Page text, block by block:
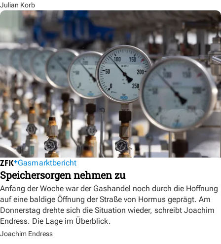
Julian Korb
Gasmarktbericht
Speichersorgen nehmen zu
Anfang der Woche war der Gashandel noch durch die Hoffnung
auf eine baldige Öffnung der Straße von Hormus geprägt. Am
Donnerstag drehte sich die Situation wieder, schreibt Joachim
Endress. Die Lage im Überblick.
Joachim Endress